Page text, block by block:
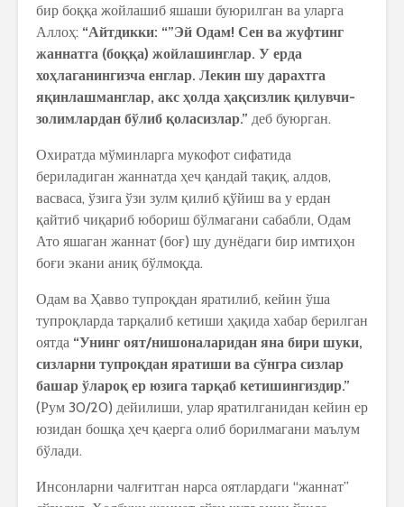
бир боққа жойлашиб яшаши буюрилган ва уларга
Аллоҳ: “Айтдикки: “”Эй Одам! Сен ва жуфтинг
жаннатга (боққа) жойлашинглар. У ерда
хоҳлаганингизча енглар. Лекин шу дарахтга
яқинлашманглар, акс ҳолда ҳақсизлик қилувчи-
золимлардан бўлиб қоласизлар.” деб буюрган.
Охиратда мўминларга мукофот сифатида
бериладиган жаннатда ҳеч қандай тақиқ, алдов,
васваса, ўзига ўзи зулм қилиб қўйиш ва у ердан
қайтиб чиқариб юбориш бўлмагани сабабли, Одам
Ато яшаган жаннат (боғ) шу дунёдаги бир имтиҳон
боғи экани аниқ бўлмоқда.
Одам ва Ҳавво тупроқдан яратилиб, кейин ўша
тупроқларда тарқалиб кетиши ҳақида хабар берилган
оятда “Унинг оят/нишоналаридан яна бири шуки,
сизларни тупроқдан яратиши ва сўнгра сизлар
башар ўлароқ ер юзига тарқаб кетишингиздир.”
(Рум 30/20) дейилиши, улар яратилганидан кейин ер
юзидан бошқа ҳеч қаерга олиб борилмагани маълум
бўлади.
Инсонларни чалғитган нарса оятлардаги “жаннат”